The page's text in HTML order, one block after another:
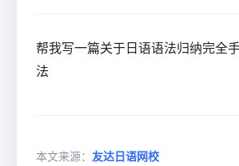
帮我写一篇关于日语语法归纳完全
法
本文来源： 友达日语网校